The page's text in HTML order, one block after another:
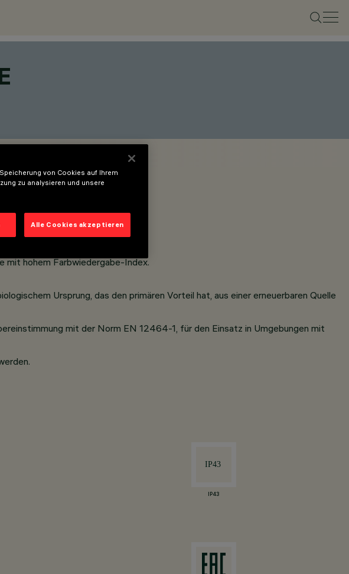
hohem Farbwiedergabe-Index.
Ursprung, das den primären Vorteil hat, aus einer erneuerbaren Quelle
mit der Norm EN 12464-1, für den Einsatz in Umgebungen mit
IP43
von Cookies auf Ihrem
zu analysieren und unsere
Alle Cookies akzeptieren